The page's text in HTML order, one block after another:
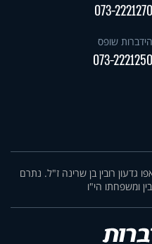
073-2221270
הידברות שופס
073-2221250
רובין בן שרינה ז"ל. נתרם
ומשפחתו הי"ו